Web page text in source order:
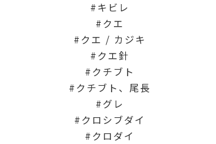
キビレ
クエ
クエ / カジキ
クエ針
クチブト
クチブト、尾長
グレ
クロシブダイ
クロダイ